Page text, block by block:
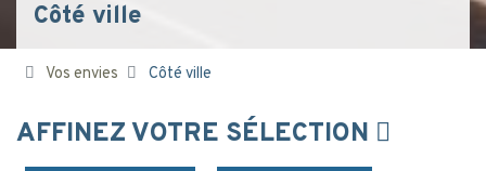
Côté ville
Vos envies Côté ville
AFFINEZ VOTRE SÉLECTION